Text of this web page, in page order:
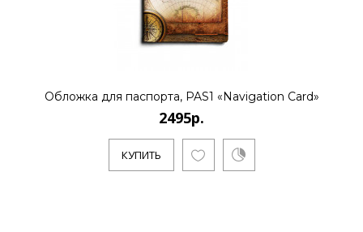
Обложка для паспорта, PAS1 «Navigation Card»
2495р.
КУПИТЬ